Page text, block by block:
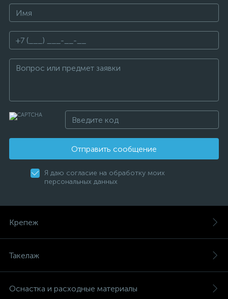
Отправить сообщение
Я даю согласие на обработку моих
персональных данных
Крепеж
Такелаж
Оснастка и расходные материалы